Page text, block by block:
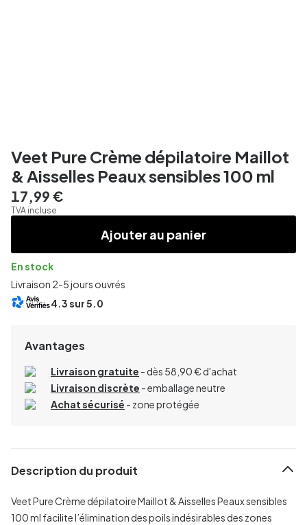
Veet Pure Crème dépilatoire Maillot
& Aisselles Peaux sensibles 100 ml
17,99 €
TVA incluse
Ajouter au panier
En stock
Livraison 2-5 jours ouvrés
4.3sur 5.0
Avantages
Livraison gratuite - dès 58,90 € d'achat
Livraison discrète - emballage neutre
Achat sécurisé - zone protégée
Description du produit
Veet Pure Crème dépilatoire Maillot & Aisselles Peaux sensibles
100 ml facilite l’élimination des poils indésirables des zones